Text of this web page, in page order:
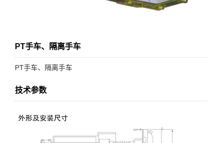
PT手车、隔离手车
PT手车、隔离手车
技术参数